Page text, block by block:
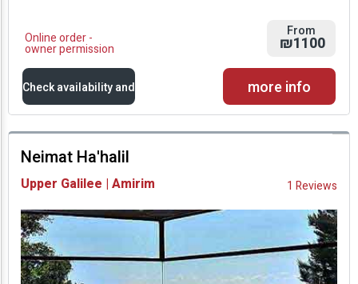
Online order -
owner permission
From
₪1100
Check availability and
prices
Availability and
Prices
more info
Neimat Ha'halil
Upper Galilee | Amirim 1 Reviews